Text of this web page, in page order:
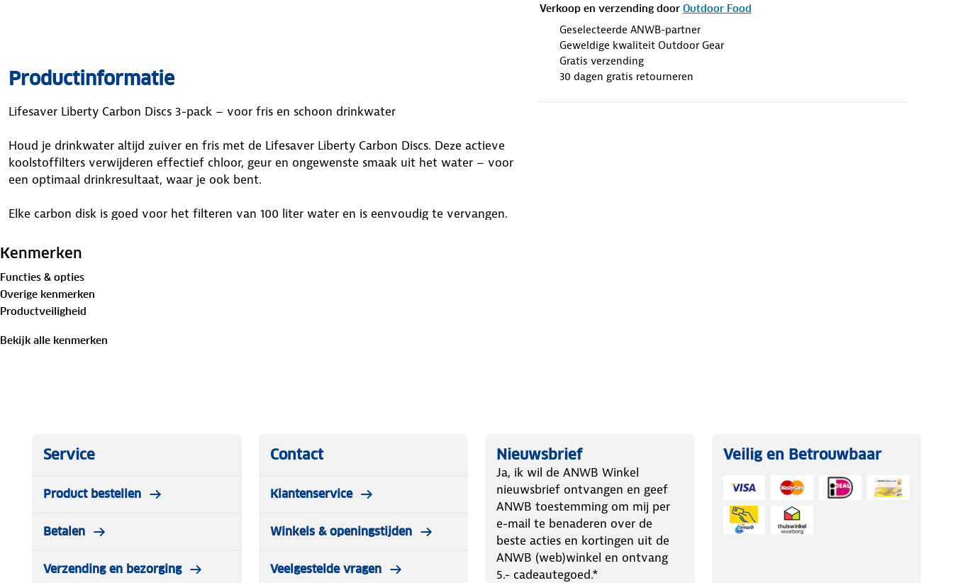
Verkoop en verzending door Outdoor Food
Geselecteerde ANWB-partner
Geweldige kwaliteit Outdoor Gear
Gratis verzending
30 dagen gratis retourneren
Productinformatie
Lifesaver Liberty Carbon Discs 3-pack – voor fris en schoon drinkwater
Houd je drinkwater altijd zuiver en fris met de Lifesaver Liberty Carbon Discs. Deze actieve
koolstoffilters verwijderen effectief chloor, geur en ongewenste smaak uit het water – voor
een optimaal drinkresultaat, waar je ook bent.
Elke carbon disk is goed voor het filteren van 100 liter water en is eenvoudig te vervangen.
handige 3-pack heb je altijd reservefilters bij de hand.
Perfect voor reizigers, kampeerders en outdoor avonturiers die hun waterkwaliteit willen
behouden zonder concessies.
-Verwijdert chloor, geur en smaak
-Elke disk filtert tot 100 liter
Kenmerken
Functies & opties
Overige kenmerken
Productveiligheid
Bekijk alle kenmerken
Service
Product bestellen
Betalen
Verzending en bezorging
Contact
Klantenservice
Winkels & openingstijden
Veelgestelde vragen
Nieuwsbrief
Ja, ik wil de ANWB Winkel
nieuwsbrief ontvangen en geef
ANWB toestemming om mij per
e-mail te benaderen over de
beste acties en kortingen uit de
ANWB (web)winkel en ontvang
5.- cadeautegoed.*
Veilig en Betrouwbaar